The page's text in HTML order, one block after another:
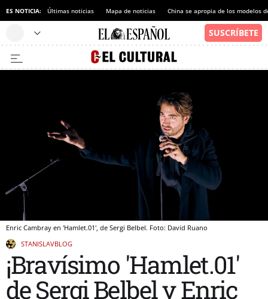
ES NOTICIA: Últimas noticias Mapa de noticias China se apropia de los modelos
Enric Cambray en 'Hamlet.01', de Sergi Belbel. Foto: David Ruano
STANISLAVBLOG
¡Bravísimo 'Hamlet.01'
de Sergi Belbel y Enric